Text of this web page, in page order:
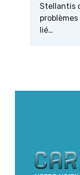
Stellantis
lié…